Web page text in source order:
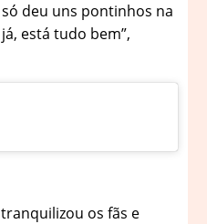
deu uns pontinhos na
está tudo bem”,
os fãs e